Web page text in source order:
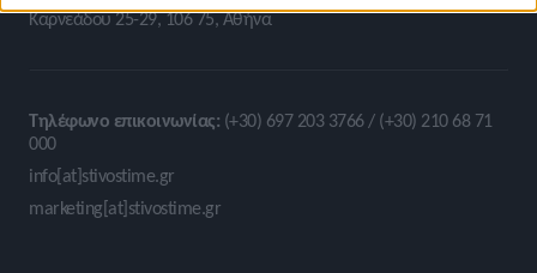
Καρνεάδου 25-29, 106 75, Αθήνα
Τηλέφωνο επικοινωνίας: (+30) 697 203 3766 / (+30) 210 68 71
000
info[at]stivostime.gr
marketing[at]stivostime.gr